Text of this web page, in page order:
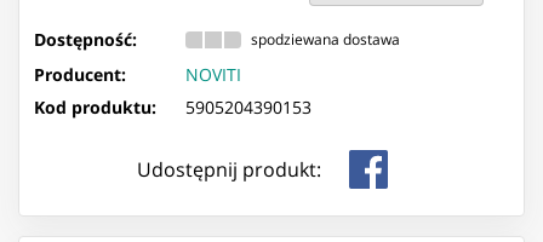
Dostępność: spodziewana dostawa
Producent:
NOVITI
Kod produktu:
5905204390153
Udostępnij produkt: